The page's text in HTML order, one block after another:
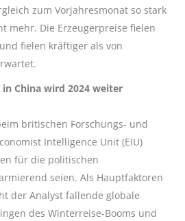
zum Vorjahresmonat so stark
mehr. Die Erzeugerpreise fielen
fielen kräftiger als von
China wird 2024 weiter
britischen Forschungs- und
Intelligence Unit (EIU)
für die politischen
seien. Als Hauptfaktoren
der Analyst fallende globale
des Winterreise-Booms und